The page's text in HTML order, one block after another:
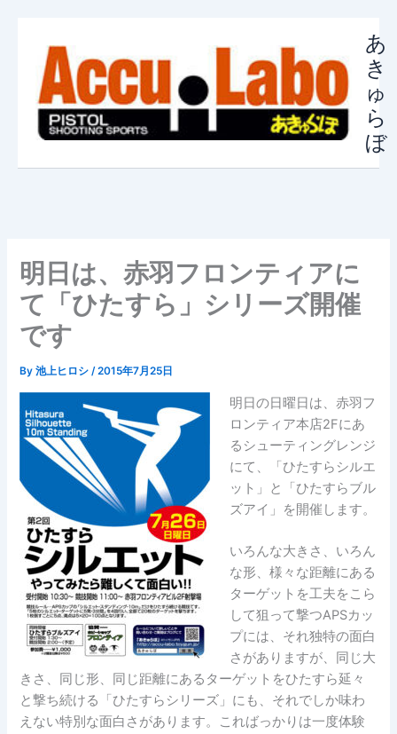
あ
き
ゅ
ら
ぼ
明日は、赤羽フロンティアに
て「ひたすら」シリーズ開催
です
By池上ヒロシ/2015年7月25日
明日の日曜日は、赤羽フ
ロンティア本店2Fにあ
るシューティングレンジ
にて、「ひたすらシルエ
ット」と「ひたすらブル
ズアイ」を開催します。
いろんな大きさ、いろん
な形、様々な距離にある
ターゲットを工夫をこら
して狙って撃つAPSカッ
プには、それ独特の面白
さがありますが、同じ大
きさ、同じ形、同じ距離にあるターゲットをひたすら延々
と撃ち続ける「ひたすらシリーズ」にも、それでしか味わ
えない特別な面白さがあります。こればっかりは一度体験